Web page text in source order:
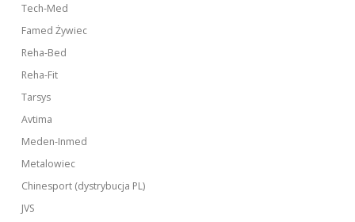
Tech-Med
Famed Żywiec
Reha-Bed
Reha-Fit
Tarsys
Avtima
Meden-Inmed
Metalowiec
Chinesport (dystrybucja PL)
JVS